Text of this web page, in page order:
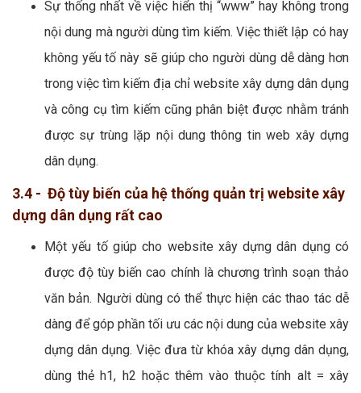
Sự thống nhất về việc hiển thị “www” hay không trong
nội dung mà người dùng tìm kiếm. Việc thiết lập có hay
không yếu tố này sẽ giúp cho người dùng dễ dàng hơn
trong việc tìm kiếm địa chỉ website xây dựng dân dụng
và công cụ tìm kiếm cũng phân biệt được nhằm tránh
được sự trùng lặp nội dung thông tin web xây dựng
dân dụng.
3.4 - Độ tùy biến của hệ thống quản trị website xây
dựng dân dụng rất cao
Một yếu tố giúp cho website xây dựng dân dụng có
được độ tùy biến cao chính là chương trình soạn thảo
văn bản. Người dùng có thể thực hiện các thao tác dễ
dàng để góp phần tối ưu các nội dung của website xây
dựng dân dụng. Việc đưa từ khóa xây dựng dân dụng,
dùng thẻ h1, h2 hoặc thêm vào thuộc tính alt = xây